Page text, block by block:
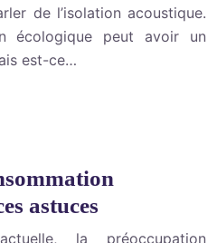
de l’isolation acoustique.
écologique peut avoir un
est-ce…
astuces
la préoccupation